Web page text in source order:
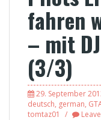
fahren
– mit
(3/3)
29. September
deutsch, german,
tomtaz01